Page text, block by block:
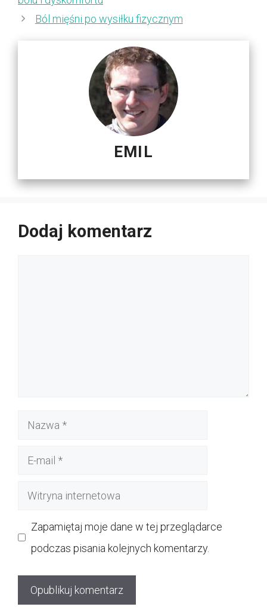
Ból mięśni po wysiłku fizycznym
EMIL
Dodaj komentarz
Nazwa
Witryna
Zapamiętaj moje dane w tej przeglądarce
podczas pisania kolejnych komentarzy.